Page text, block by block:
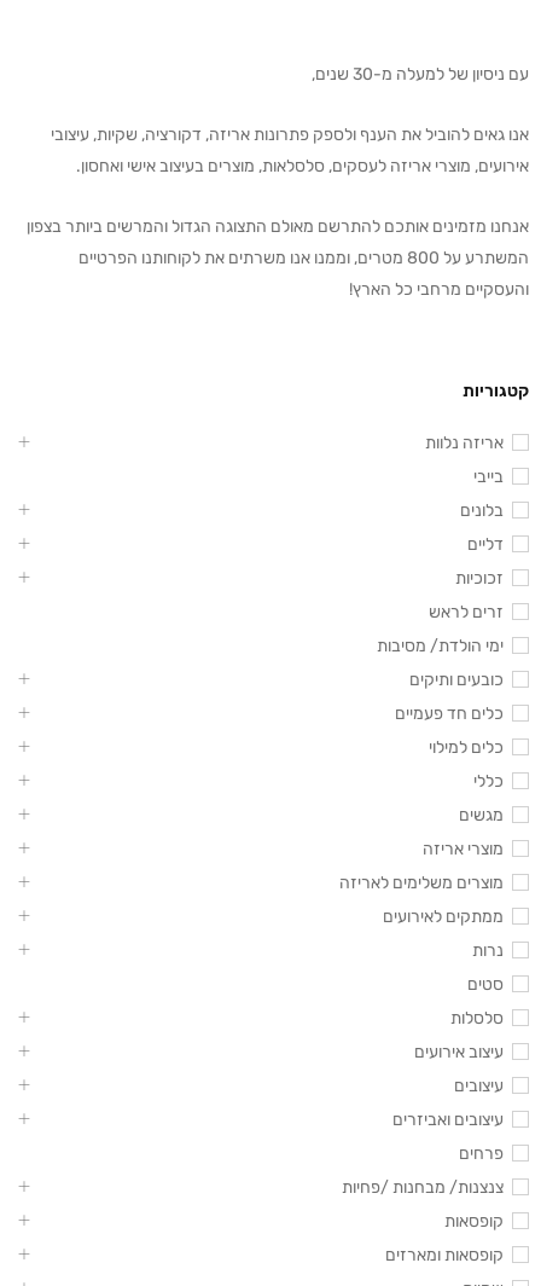
עם ניסיון של למעלה מ-30 שנים,
אנו גאים להוביל את הענף ולספק פתרונות אריזה, דקורציה, שקיות, עיצובי
אירועים, מוצרי אריזה לעסקים, סלסלאות, מוצרים בעיצוב אישי ואחסון.
אנחנו מזמינים אותכם להתרשם מאולם התצוגה הגדול והמרשים ביותר בצפון
המשתרע על 800 מטרים, וממנו אנו משרתים את לקוחותנו הפרטיים
והעסקיים מרחבי כל הארץ!
קטגוריות
אריזה נלוות
בייבי
בלונים
דליים
זכוכיות
זרים לראש
ימי הולדת/ מסיבות
כובעים ותיקים
כלים חד פעמיים
כלים למילוי
כללי
מגשים
מוצרי אריזה
מוצרים משלימים לאריזה
ממתקים לאירועים
נרות
סטים
סלסלות
עיצוב אירועים
עיצובים
עיצובים ואביזרים
פרחים
צנצנות/ מבחנות /פחיות
קופסאות
קופסאות ומארזים